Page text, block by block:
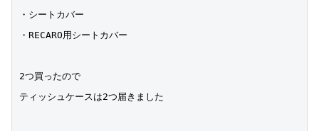
・シートカバー
・RECARO用シートカバー
2つ買ったので
ティッシュケースは2つ届きました